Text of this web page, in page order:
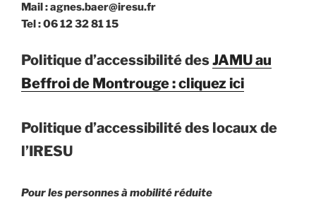
Mail : agnes.baer@iresu.fr
Tel : 06 12 32 81 15
Politique d’accessibilité desJAMU au
Beffroi de Montrouge : cliquez ici
Politique d’accessibilité des locaux de
l’IRESU
Pour les personnes à mobilité réduite